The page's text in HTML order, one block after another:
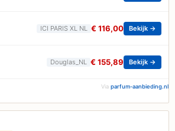
ICI PARIS XL NL € 116,00 Bekijk →
Douglas_NL € 155,89 Bekijk →
Via parfum-aanbieding.nl